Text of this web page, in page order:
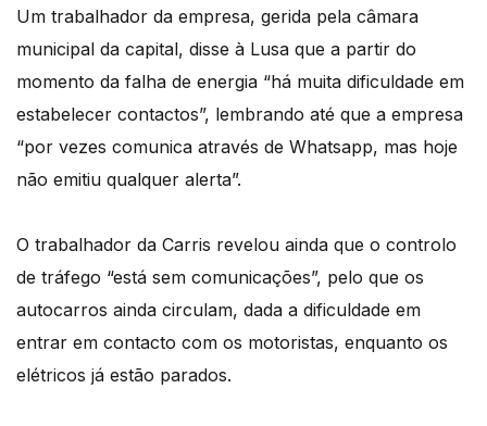
Um trabalhador da empresa, gerida pela câmara
municipal da capital, disse à Lusa que a partir do
momento da falha de energia “há muita dificuldade em
estabelecer contactos”, lembrando até que a empresa
“por vezes comunica através de Whatsapp, mas hoje
não emitiu qualquer alerta”.
O trabalhador da Carris revelou ainda que o controlo
de tráfego “está sem comunicações”, pelo que os
autocarros ainda circulam, dada a dificuldade em
entrar em contacto com os motoristas, enquanto os
elétricos já estão parados.